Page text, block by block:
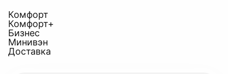
Комфорт
Комфорт+
Бизнес
Минивэн
Доставка